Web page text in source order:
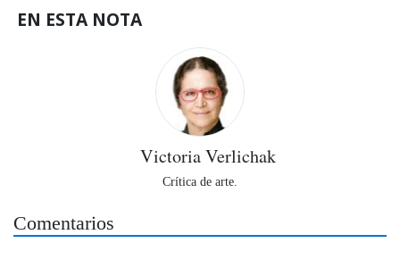
EN ESTA NOTA
Victoria Verlichak
Crítica de arte.
Comentarios